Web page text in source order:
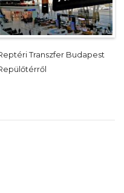
Transzfer Budapest